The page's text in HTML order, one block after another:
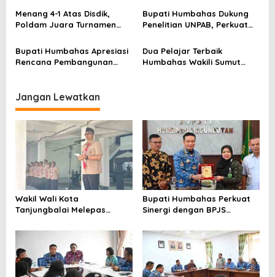
Utamakan Profesionalisme
dan Integritas
SDM Berkualitas
Menang 4-1 Atas Disdik,
Poldam Juara Turnamen
Bupati Humbahas Dukung
Penelitian UNPAB, Perkuat
Toba
Bupati Humbahas Apresiasi
Rencana Pembangunan
Dua Pelajar Terbaik
Humbahas Wakili Sumut
Jangan Lewatkan
Wakil Wali Kota
Tanjungbalai Melepas
Kontingen Pramuka
Tanjungbalai Ikuti Jamnas
XII di Cibubur
Bupati Humbahas Perkuat
Sinergi dengan BPJS
Perluas Perlindungan
Pekerja